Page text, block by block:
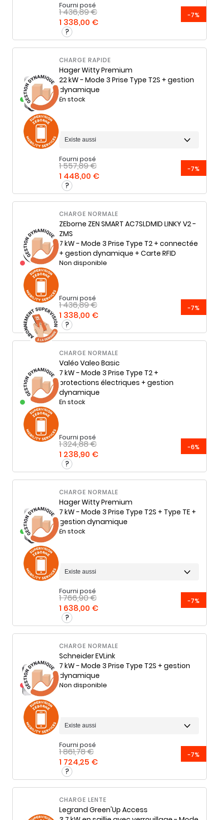
Fourni posé
1 436,89 €
1 338,00 €
-7%
CHARGE RAPIDE
HagerWitty Premium
22 kW - Mode 3 Prise Type T2S + gestion
dynamique
En stock
Fourni posé
1 557,89 €
1 448,00 €
-7%
CHARGE NORMALE
ZEborne ZEN SMART AC7SLDMID LINKY V2 -
ZMS
7 kW - Mode 3 Prise Type T2 + connectée
+ gestion dynamique + Carte RFID
Non disponible
Fourni posé
1 436,89 €
1 338,00 €
-7%
CHARGE NORMALE
Valéo Valeo Basic
7 kW - Mode 3 Prise Type T2 +
protections électriques + gestion
dynamique
En stock
Fourni posé
1 324,88 €
1 238,90 €
-6%
CHARGE NORMALE
HagerWitty Premium
7 kW - Mode 3 Prise Type T2S + Type TE +
gestion dynamique
En stock
Fourni posé
1 766,90 €
1 638,00 €
-7%
CHARGE NORMALE
SchneiderEVLink
7 kW - Mode 3 Prise Type T2S + gestion
dynamique
Non disponible
Fourni posé
1 861,78 €
1 724,25 €
-7%
CHARGE LENTE
Legrand Green'Up Access